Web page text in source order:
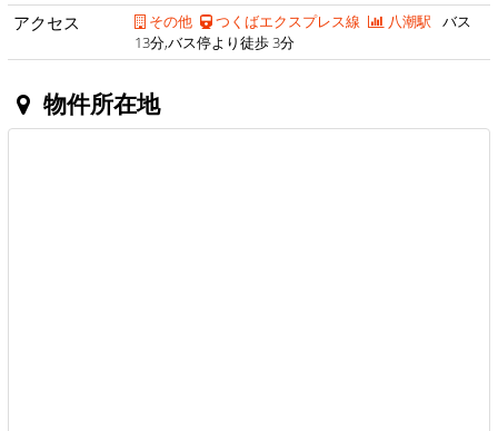
アクセス
その他 つくばエクスプレス線 八潮駅 バス
13分,バス停より徒歩 3分
物件所在地